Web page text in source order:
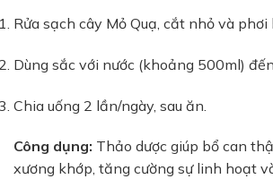
Rửa sạch cây Mỏ Quạ, cắt nhỏ và phơi
Dùng sắc với nước (khoảng 500ml)
Chia uống 2 lần/ngày, sau ăn.
Công dụng: Thảo dược giúp bổ can
xương khớp, tăng cường sự linh hoạt